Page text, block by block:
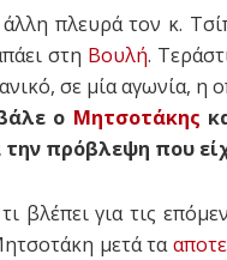
πλευρά τον κ.
στη Βουλή.
σε μία αγωνία, η
ο Μητσοτάκης
πρόβλεψη που
βλέπει για τις
μετά τα